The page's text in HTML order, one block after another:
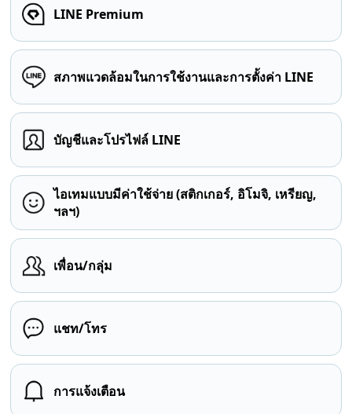
LINE Premium
สภาพแวดล้อมในการใช้งานและการตั้งค่า LINE
บัญชีและโปรไฟล์ LINE
ไอเทมแบบมีค่าใช้จ่าย (สติกเกอร์, อิโมจิ, เหรียญ,
ฯลฯ)
เพื่อน/กลุ่ม
แชท/โทร
การแจ้งเตือน